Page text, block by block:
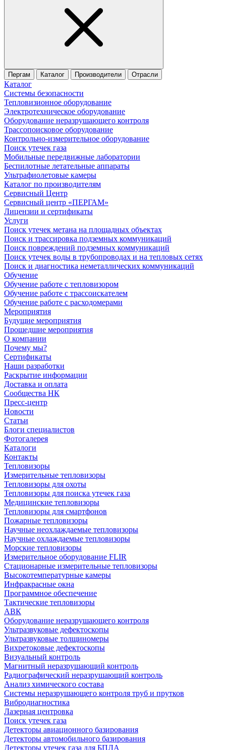
Пергам Каталог Производители Отрасли
Каталог
Системы безопасности
Тепловизионное оборудование
Электротехническое оборудование
Оборудование неразрушающего контроля
Трассопоисковое оборудование
Контрольно-измерительное оборудование
Поиск утечек газа
Мобильные передвижные лаборатории
Беспилотные летательные аппараты
Ультрафиолетовые камеры
Каталог по производителям
Сервисный Центр
Сервисный центр «ПЕРГАМ»
Лицензии и сертификаты
Услуги
Поиск утечек метана на площадных объектах
Поиск и трассировка подземных коммуникаций
Поиск повреждений подземных коммуникаций
Поиск утечек воды в трубопроводах и на тепловых сетях
Поиск и диагностика неметаллических коммуникаций
Обучение
Обучение работе с тепловизором
Обучение работе с трассоискателем
Обучение работе с расходомерами
Мероприятия
Будущие мероприятия
Прошедшие мероприятия
О компании
Почему мы?
Сертификаты
Наши разработки
Раскрытие информации
Доставка и оплата
Сообщества НК
Пресс-центр
Новости
Статьи
Блоги специалистов
Фотогалерея
Каталоги
Контакты
Тепловизоры
Измерительные тепловизоры
Тепловизоры для охоты
Тепловизоры для поиска утечек газа
Медицинские тепловизоры
Тепловизоры для смартфонов
Пожарные тепловизоры
Научные неохлаждаемые тепловизоры
Научные охлаждаемые тепловизоры
Морские тепловизоры
Измерительное оборудование FLIR
Стационарные измерительные тепловизоры
Высокотемпературные камеры
Инфракрасные окна
Программное обеспечение
Тактические тепловизоры
АВК
Оборудование неразрушающего контроля
Ультразвуковые дефектоскопы
Ультразвуковые толщиномеры
Вихретоковые дефектоскопы
Визуальный контроль
Магнитный неразрушающий контроль
Радиографический неразрушающий контроль
Анализ химического состава
Системы неразрушающего контроля труб и прутков
Вибродиагностика
Лазерная центровка
Поиск утечек газа
Детекторы авиационного базирования
Детекторы автомобильного базирования
Детекторы утечек газа для БПЛА